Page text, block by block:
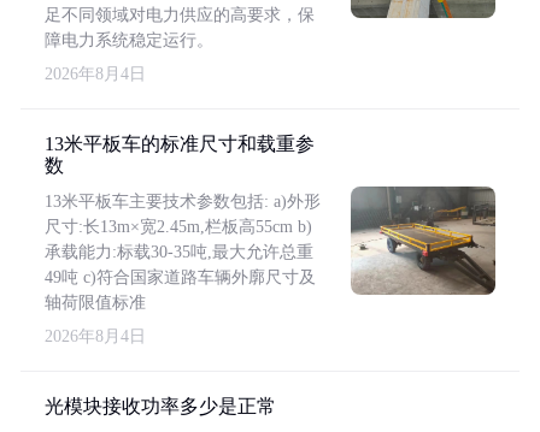
足不同领域对电力供应的高要求，保
障电力系统稳定运行。
2026年8月4日
13米平板车的标准尺寸和载重参
数
13米平板车主要技术参数包括: a)外形
尺寸:长13m×宽2.45m,栏板高55cm b)
承载能力:标载30-35吨,最大允许总重
49吨 c)符合国家道路车辆外廓尺寸及
轴荷限值标准
2026年8月4日
光模块接收功率多少是正常